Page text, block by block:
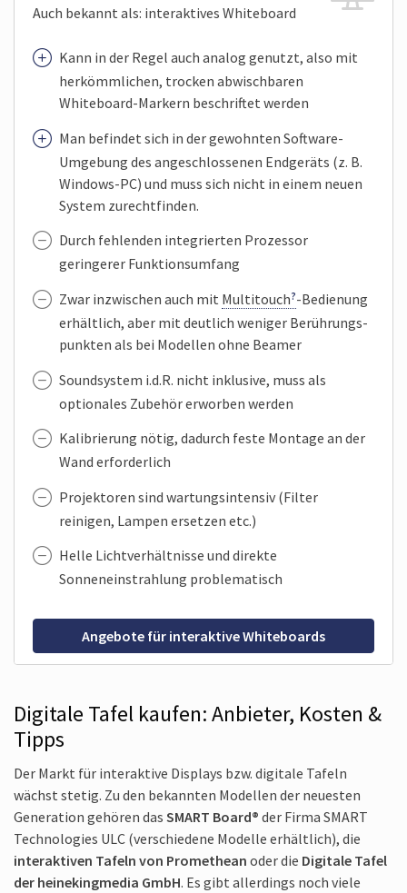
Auch bekannt als: interaktives Whiteboard
Kann in der Regel auch analog genutzt, also mit
herkömm­lichen, trocken abwischbaren
Whiteboard-Markern beschriftet werden
Man befindet sich in der gewohnten Software-
Umgebung des angeschlossenen Endgeräts (z. B.
Windows-PC) und muss sich nicht in einem neuen
System zurechtfinden.
Durch fehlenden integrierten Prozessor
geringerer Funktions­umfang
Zwar inzwischen auch mit Multitouch -Bedienung
erhältlich, aber mit deutlich weniger Berührungs­
punkten als bei Modellen ohne Beamer
Soundsystem i.d.R. nicht inklusive, muss als
optionales Zubehör erworben werden
Kalibrierung nötig, dadurch feste Montage an der
Wand erforder­lich
Projektoren sind wartungs­intensiv (Filter
reinigen, Lampen ersetzen etc.)
Helle Lichtverhältnisse und direkte
Sonneneinstrahlung problematisch
Angebote für interaktive Whiteboards
Digitale Tafel kaufen: Anbieter, Kosten &
Tipps
Der Markt für interaktive Displays bzw. digitale Tafeln
wächst stetig. Zu den bekannten Modellen der neuesten
Generation gehören das SMART Board® der Firma SMART
Technologies ULC (verschiedene Modelle erhältlich), die
interaktiven Tafeln von Promethean oder die Digitale Tafel
der heinekingmedia GmbH. Es gibt allerdings noch viele